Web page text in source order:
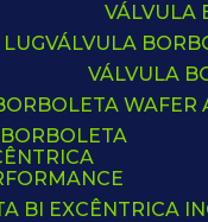
VÁLVULA
VÁLVULA
BORBOLETA
BI EXCÊNTRICA